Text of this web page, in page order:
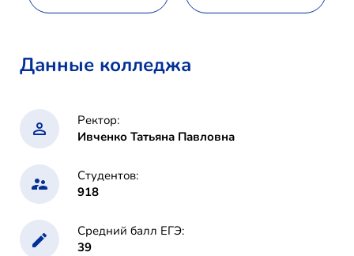
Данные колледжа
Ректор:
Ивченко Татьяна Павловна
Студентов:
918
Средний балл ЕГЭ:
39